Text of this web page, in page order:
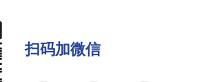
扫码加微信